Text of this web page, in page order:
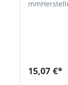
15,07 €*